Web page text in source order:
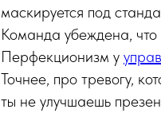
маскируется под
Команда убеждена,
Перфекционизм у
Точнее, про тревогу,
ты не улучшаешь